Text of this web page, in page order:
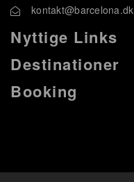
kontakt@barcelona.dk
Nyttige Links
Destinationer
Booking